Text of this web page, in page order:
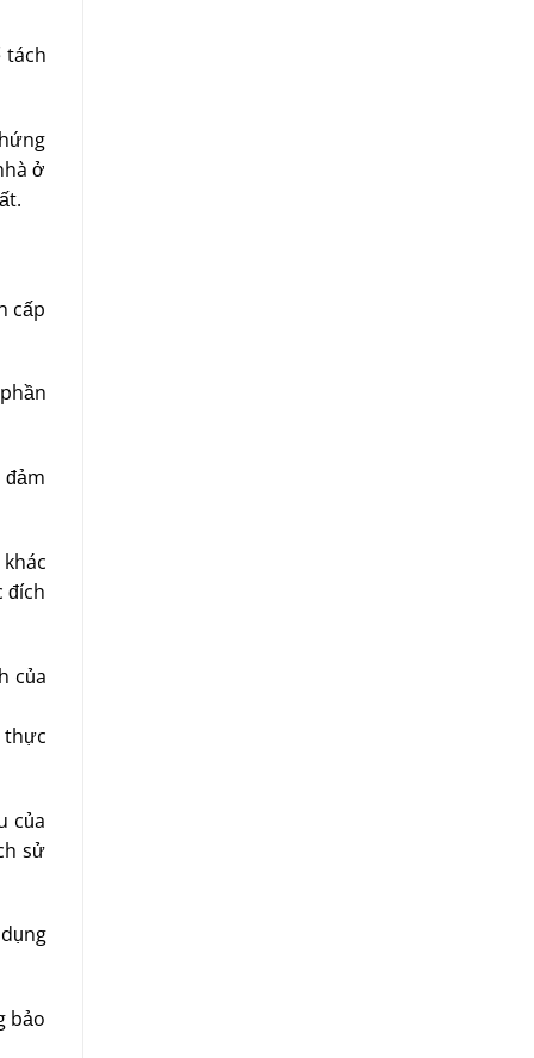
tách
ở
cấp
đích
của
của
sử
bảo